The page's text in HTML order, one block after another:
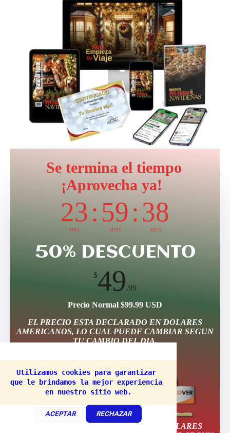
Utilizamos cookies para garantizar
que le brindamos la mejor experiencia
en nuestro sitio web.
ACEPTAR RECHAZAR
Se termina el tiempo
¡Aprovecha ya!
23
HRS
: 59
MINS
:36
SECS
50% DESCUENTO
$49.99
Precio Normal $99.99 USD
EL PRECIO ESTA DECLARADO EN DOLARES
AMERICANOS, LO CUAL PUEDE CAMBIAR SEGUN
TU CAMBIO DEL DIA.
EL PRECIO ESTA DECLARADO EN DOLARES